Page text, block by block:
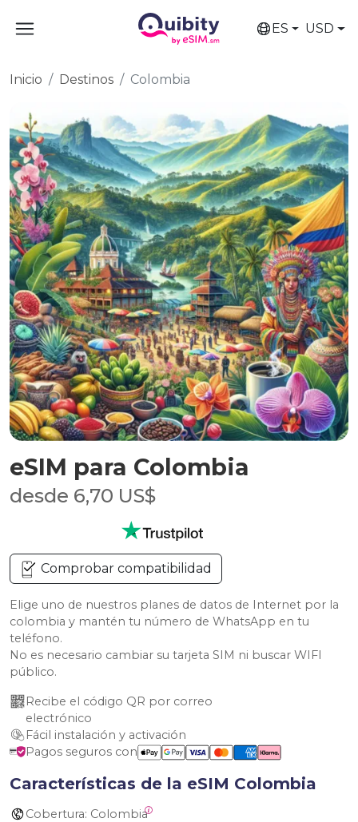
ES USD
Inicio Destinos Colombia
eSIM para Colombia
desde 6,70 US$
Comprobar compatibilidad
Elige uno de nuestros planes de datos de Internet por la
colombia y mantén tu número de WhatsApp en tu
teléfono.
No es necesario cambiar su tarjeta SIM ni buscar WIFI
público.
Recibe el código QR por correo
electrónico
Fácil instalación y activación
Pagos seguros con
Características de la eSIM Colombia
Cobertura: Colombia